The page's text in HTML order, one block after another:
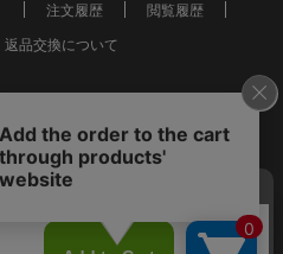
注文履歴 閲覧履歴
返品交換について
特定商取引法に基づく表記